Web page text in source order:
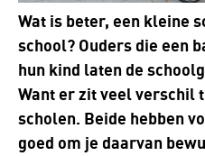
Wat is beter, een kleine
school? Ouders die een
hun kind laten de
Want er zit veel verschil
scholen. Beide hebben
goed om je daarvan